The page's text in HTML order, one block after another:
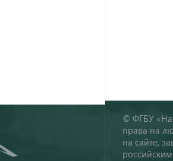
© ФГБУ
права на
на сайте,